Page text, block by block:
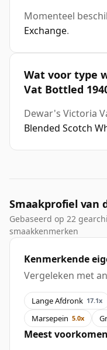
Momenteel
Exchange.
Wat voor type
Vat Bottled
Dewar's Victoria
Blended Scotch
Smaakprofiel van
Gebaseerd op 22
smaakkenmerken
Kenmerkende
Vergeleken met
Lange Afdronk 17.1x
Marsepein 5.0x
Meest